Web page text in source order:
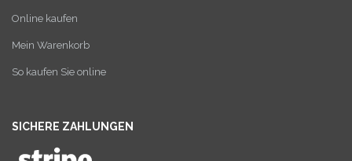
Online kaufen
Mein Warenkorb
So kaufen Sie online
SICHERE ZAHLUNGEN